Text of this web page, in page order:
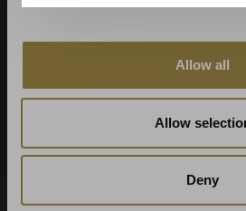
Allow all
Allow
Deny
Blog
Contact & adres
Cookie- en privacyverklaring
Disclaimer
Help, mijn man is klusser